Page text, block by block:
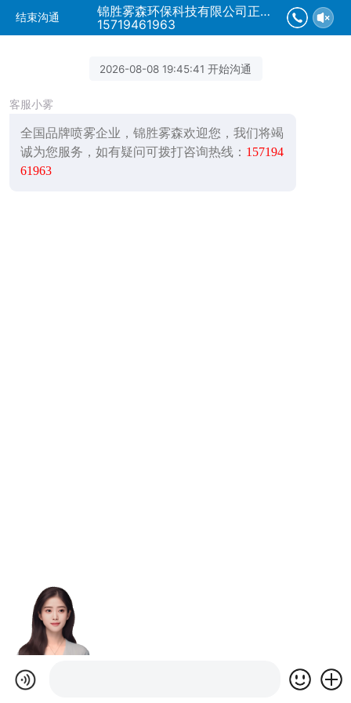
结束沟通
锦胜雾森环保科技有限公司正在为您服务
15719461963
2026-08-08 19:45:41 开始沟通
客服小雾
全国品牌喷雾企业，锦胜雾森欢迎您，我们将竭
诚为您服务，如有疑问可拨打咨询热线： 157194
61963